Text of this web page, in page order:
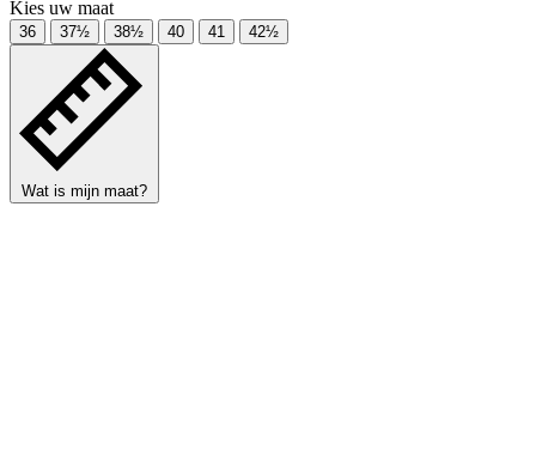
Kies uw maat
36 37½ 38½ 40 41 42½
Wat is mijn maat?